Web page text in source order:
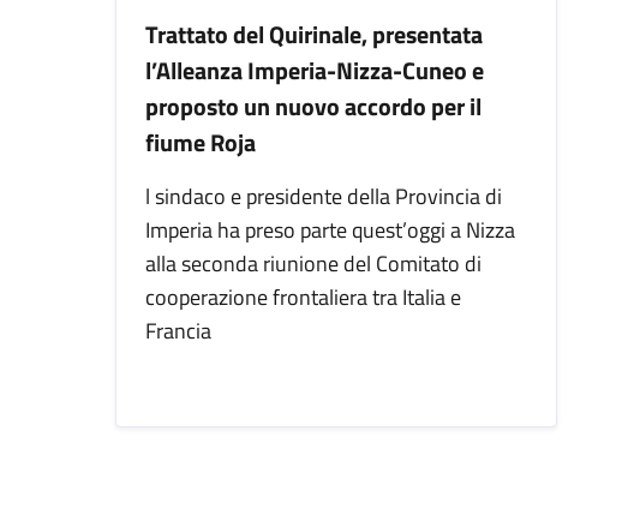
Trattato del Quirinale, presentata
l’Alleanza Imperia-Nizza-Cuneo e
proposto un nuovo accordo per il
fiume Roja
l sindaco e presidente della Provincia di
Imperia ha preso parte quest’oggi a Nizza
alla seconda riunione del Comitato di
cooperazione frontaliera tra Italia e
Francia